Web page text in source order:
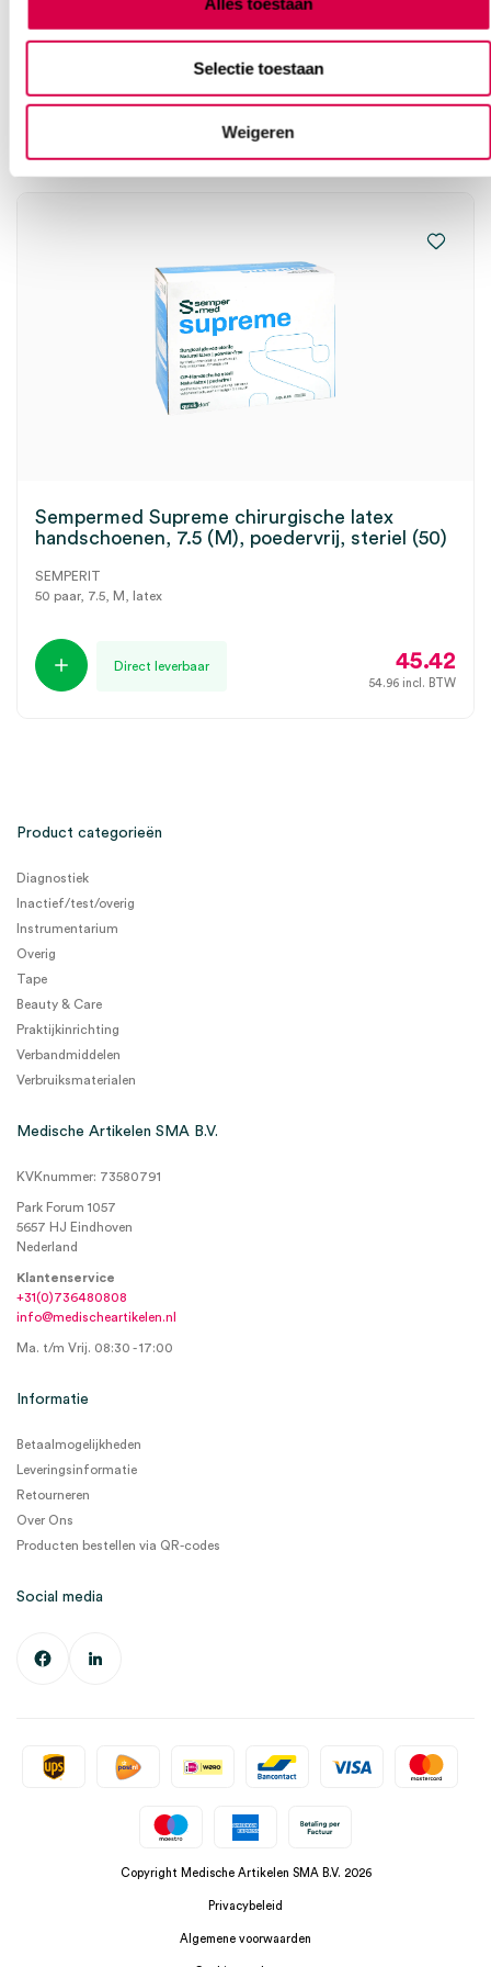
Selectie toestaan
Weigeren
Vaak gekocht in combinatie
met
Sempermed Supreme chirurgische latex
handschoenen, 7.5 (M), poedervrij, steriel (50)
SEMPERIT
50 paar, 7.5, M, latex
Direct leverbaar 45.42
54.96 incl. BTW
Product categorieën
Diagnostiek
Inactief/test/overig
Instrumentarium
Overig
Tape
Beauty & Care
Praktijkinrichting
Verbandmiddelen
Verbruiksmaterialen
Medische Artikelen SMA B.V.
KVKnummer: 73580791
Park Forum 1057
5657 HJ Eindhoven
Nederland
Klantenservice
+31(0)736480808
info@medischeartikelen.nl
Ma. t/m Vrij. 08:30 - 17:00
Informatie
Betaalmogelijkheden
Leveringsinformatie
Retourneren
Over Ons
Producten bestellen via QR-codes
Social media
Copyright Medische Artikelen SMA B.V. 2026
Privacybeleid
Algemene voorwaarden